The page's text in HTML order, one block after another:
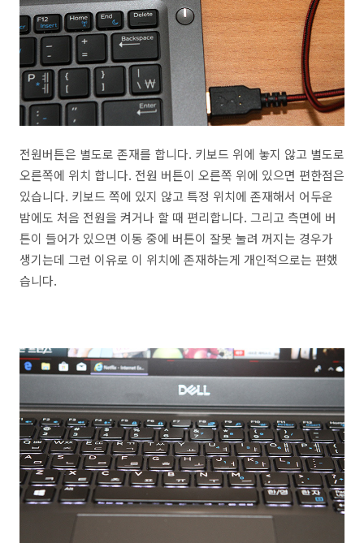
전원버튼은 별도로 존재를 합니다. 키보드 위에 놓지 않고 별도로
오른쪽에 위치 합니다. 전원 버튼이 오른쪽 위에 있으면 편한점은
있습니다. 키보드 쪽에 있지 않고 특정 위치에 존재해서 어두운
밤에도 처음 전원을 켜거나 할 때 편리합니다. 그리고 측면에 버
튼이 들어가 있으면 이동 중에 버튼이 잘못 눌려 꺼지는 경우가
생기는데 그런 이유로 이 위치에 존재하는게 개인적으로는 편했
습니다.